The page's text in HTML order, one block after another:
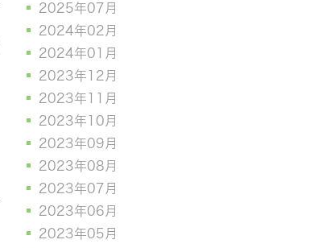
2025年07月
2024年02月
2024年01月
2023年12月
2023年11月
2023年10月
2023年09月
2023年08月
2023年07月
2023年06月
2023年05月